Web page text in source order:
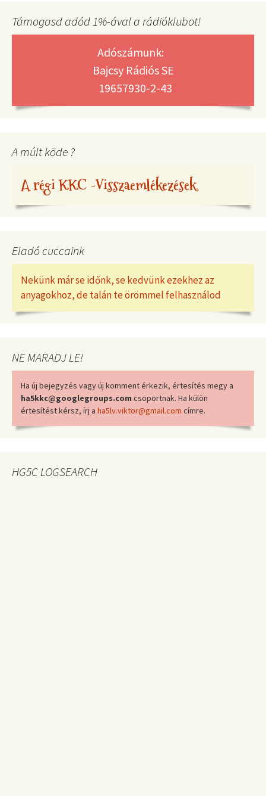
Támogasd adód 1%-ával a rádióklubot!
Adószámunk:
Bajcsy Rádiós SE
19657930-2-43
A múlt köde ?
A régi KKC -Visszaemlékezések
Eladó cuccaink
Nekünk már se időnk, se kedvünk ezekhez az
anyagokhoz, de talán te örömmel felhasználod
NE MARADJ LE!
Ha új bejegyzés vagy új komment érkezik, értesítés megy a
ha5kkc@googlegroups.com csoportnak. Ha külön
értesítést kérsz, írj a ha5lv.viktor@gmail.com címre.
HG5C LOGSEARCH